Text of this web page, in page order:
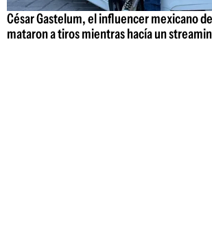
César Gastelum, el influencer mexicano
mataron a tiros mientras hacía un